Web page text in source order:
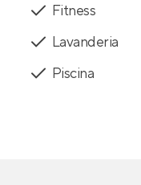
Fitness
Lavanderia
Piscina